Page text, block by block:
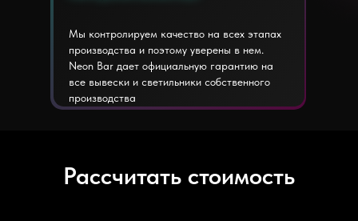
Мы контролируем качество на всех этапах
производства и поэтому уверены в нем.
Neon Bar дает официальную гарантию на
все вывески и светильники собственного
производства
Рассчитать стоимость